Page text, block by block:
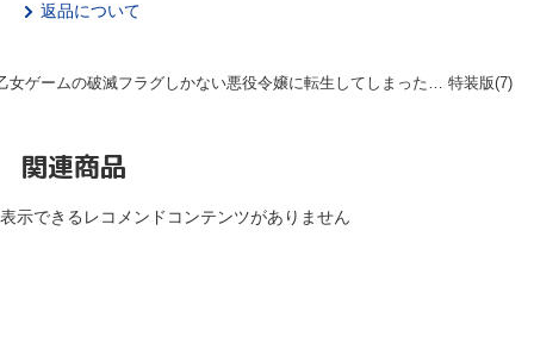
返品について
女ゲームの破滅フラグしかない悪役令嬢に転生してしまった… 特装版(7)
関連商品
表示できるレコメンドコンテンツがありません